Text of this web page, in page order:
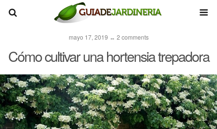
mayo 17, 2019 ↔ 2 comments
Cómo cultivar una hortensia trepadora